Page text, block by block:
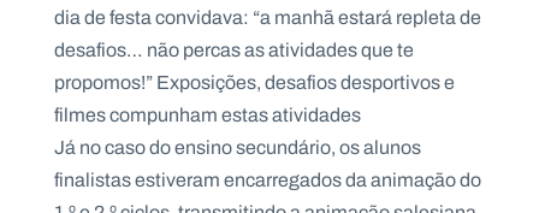
dia de festa convidava: “a manhã estará repleta de
desafios… não percas as atividades que te
propomos!” Exposições, desafios desportivos e
filmes compunham estas atividades
Já no caso do ensino secundário, os alunos
finalistas estiveram encarregados da animação do
N
e
s
e
tt
e
r